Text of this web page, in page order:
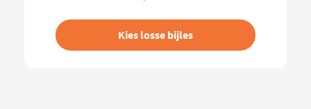
Kies losse bijles